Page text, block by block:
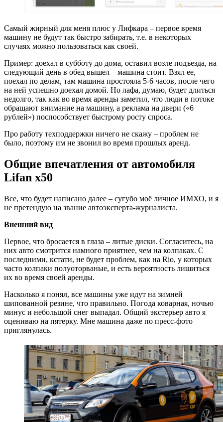
Самый жирный для меня плюс у Лифкара – первое время
машину не будут так быстро забирать, т.е. в некоторых
случаях можно пользоваться как своей.
Пример: доехал в субботу до дома, оставил возле подъезда, на
следующий день в обед вышел – машина стоит. Взял ее,
поехал по делам, там машина простояла 5-6 часов, после чего
на ней успешно доехал домой. Но лафа, думаю, будет длиться
недолго, так как во время аренды заметил, что люди в потоке
обращают внимание на машину, а реклама на двери («6
рублей») поспособствует быстрому росту спроса.
Про работу техподдержки ничего не скажу – проблем не
было, поэтому им не звонил во время прошлых аренд.
Общие впечатления от автомобиля
Lifan x50
Все, что будет написано далее – сугубо моё личное ИМХО, и я
не претендую на звание автоэксперта-журналиста.
Внешний вид
Первое, что бросается в глаза – литые диски. Согласитесь, на
них авто смотрится намного приятнее, чем на колпаках. С
последними, кстати, не будет проблем, как на Rio, у которых
часто колпаки полуоторваные, и есть вероятность лишиться
их во время своей аренды.
Насколько я понял, все машины уже идут на зимней
шипованной резине, что правильно. Погода коварная, ночью
минус и небольшой снег выпадал. Общий экстерьер авто я
оцениваю на пятерку. Мне машина даже по пресс-фото
приглянулась.